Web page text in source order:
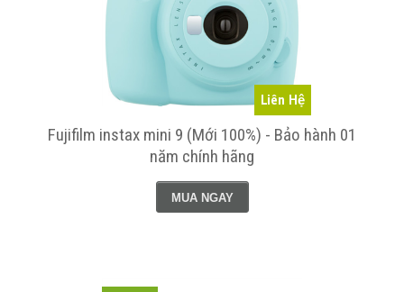
Liên Hệ
Fujifilm instax mini 9 (Mới 100%) - Bảo hành 01
năm chính hãng
MUA NGAY